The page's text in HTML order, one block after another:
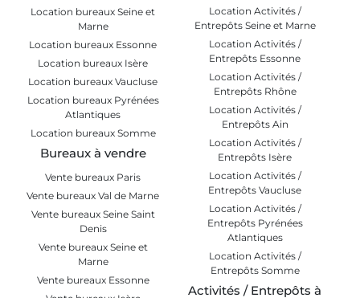
Location bureaux Seine et
Marne
Location bureaux Essonne
Location bureaux Isère
Location bureaux Vaucluse
Location bureaux Pyrénées
Atlantiques
Location bureaux Somme
Bureaux à vendre
Vente bureaux Paris
Vente bureaux Val de Marne
Vente bureaux Seine Saint
Denis
Vente bureaux Seine et
Marne
Vente bureaux Essonne
Location Activités /
Entrepôts Seine et Marne
Location Activités /
Entrepôts Essonne
Location Activités /
Entrepôts Rhône
Location Activités /
Entrepôts Ain
Location Activités /
Entrepôts Isère
Location Activités /
Entrepôts Vaucluse
Location Activités /
Entrepôts Pyrénées
Atlantiques
Location Activités /
Entrepôts Somme
Activités / Entrepôts à